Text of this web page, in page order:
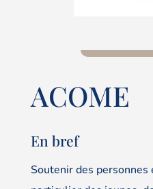
ACOME
En bref
Soutenir des personnes